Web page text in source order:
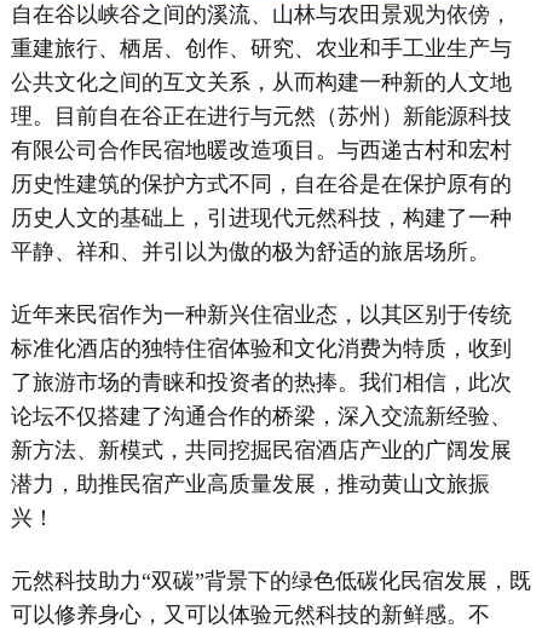
自在谷以峡谷之间的溪流、山林与农田景观为依傍，
重建旅行、栖居、创作、研究、农业和手工业生产与
公共文化之间的互文关系，从而构建一种新的人文地
理。目前自在谷正在进行与元然（苏州）新能源科技
有限公司合作民宿地暖改造项目。与西递古村和宏村
历史性建筑的保护方式不同，自在谷是在保护原有的
历史人文的基础上，引进现代元然科技，构建了一种
平静、祥和、并引以为傲的极为舒适的旅居场所。
近年来民宿作为一种新兴住宿业态，以其区别于传统
标准化酒店的独特住宿体验和文化消费为特质，收到
了旅游市场的青睐和投资者的热捧。我们相信，此次
论坛不仅搭建了沟通合作的桥梁，深入交流新经验、
新方法、新模式，共同挖掘民宿酒店产业的广阔发展
潜力，助推民宿产业高质量发展，推动黄山文旅振
兴！
元然科技助力“双碳”背景下的绿色低碳化民宿发展，既
可以修养身心，又可以体验元然科技的新鲜感。不